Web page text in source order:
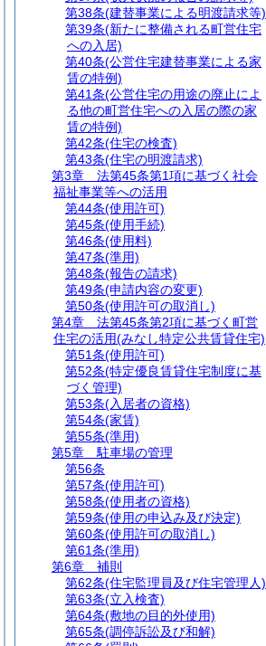
第38条(建替事業による明渡請求等)
第39条(新たに整備される町営住宅
への入居)
第40条(公営住宅建替事業による家
賃の特例)
第41条(公営住宅の用途の廃止によ
る他の町営住宅への入居の際の家
賃の特例)
第42条(住宅の検査)
第43条(住宅の明渡請求)
第3章
法第45条第1項に基づく社会
福祉事業等への活用
第44条(使用許可)
第45条(使用手続)
第46条(使用料)
第47条(準用)
第48条(報告の請求)
第49条(申請内容の変更)
第50条(使用許可の取消し)
第4章
法第45条第2項に基づく町営
住宅の活用(みなし特定公共賃貸住宅)
第51条(使用許可)
第52条(特定優良賃貸住宅制度に基
づく管理)
第53条(入居者の資格)
第54条(家賃)
第55条(準用)
第5章
駐車場の管理
第56条
第57条(使用許可)
第58条(使用者の資格)
第59条(使用の申込み及び決定)
第60条(使用許可の取消し)
第61条(準用)
第6章
補則
第62条(住宅監理員及び住宅管理人)
第63条(立入検査)
第64条(敷地の目的外使用)
第65条(調停訴訟及び和解)